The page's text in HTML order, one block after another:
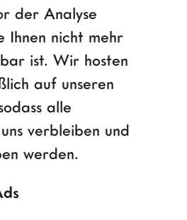
der Analyse
Ihnen nicht mehr
ist. Wir hosten
auf unseren
alle
verbleiben und
werden.